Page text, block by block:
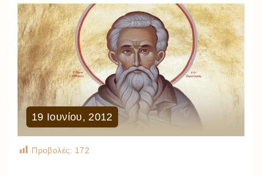
19 Ιουνίου, 2012
Προβολές: 172